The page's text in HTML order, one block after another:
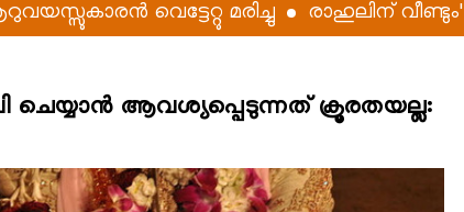
വെട്ടേറ്റു മരിച്ചു രാഹുലിന്
ചെയ്യാൻ ആവശ്യപ്പെടുന്നത് ക്രൂരതയല്ല: